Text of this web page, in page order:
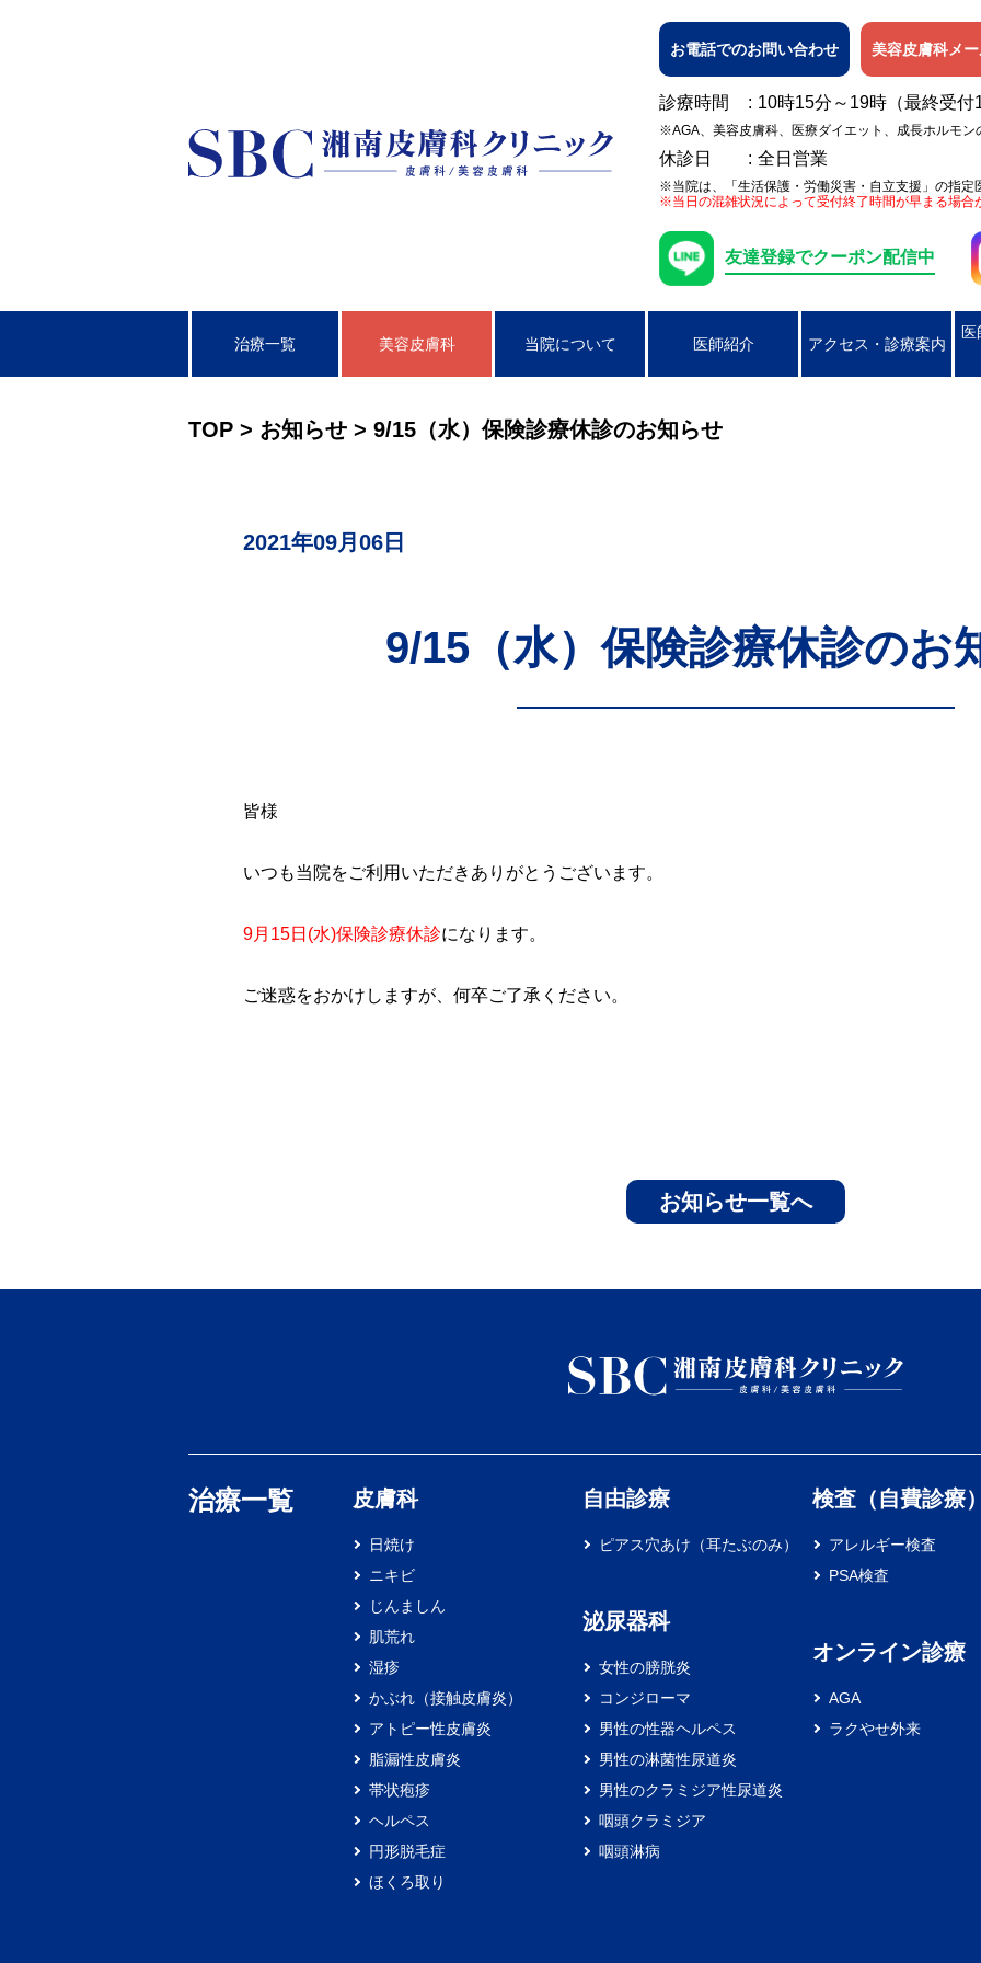
お電話でのお問い合わせ 美容皮膚科メ
診療時間 10時15分～19時（最終受付
※AGA、美容皮膚科、医療ダイエット、成長ホルモ
休診日 全日営業
※当院は、「生活保護・労働災害・自立支援」の指定
※当日の混雑状況によって受付終了時間が早まる場合
友達登録でクーポン配信中
治療一覧
湿疹
かぶれ（接触皮膚炎）
男性のクラミジア性尿道炎
咽頭クラミジア
自由診療
美容皮膚科 当院について 医師紹介 アクセス・診療案内
TOP > お知らせ > 9/15（水）保険診療休診のお知らせ
2021年09月06日
9/15（水）保険診療休診のお
皆様
いつも当院をご利用いただきありがとうございます。
9月15日(水)保険診療休診になります。
ご迷惑をおかけしますが、何卒ご了承ください。
お知らせ一覧へ
治療一覧 皮膚科
日焼け
ニキビ
じんましん
肌荒れ
湿疹
かぶれ（接触皮膚炎）
アトピー性皮膚炎
脂漏性皮膚炎
帯状疱疹
ヘルペス
円形脱毛症
ほくろ取り
自由診療
ピアス穴あけ（耳たぶのみ）
泌尿器科
女性の膀胱炎
コンジローマ
男性の性器ヘルペス
男性の淋菌性尿道炎
男性のクラミジア性尿道炎
咽頭クラミジア
咽頭淋病
検査（自費診療
アレルギー検査
PSA検査
オンライン診療
AGA
ラクやせ外来